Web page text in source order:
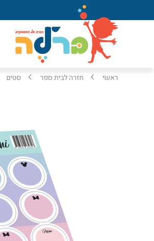
ראשי חזרה לבית ספר סטים